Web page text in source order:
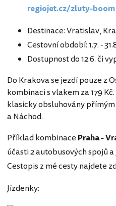
regiojet.cz/zluty-boom
Destinace: Vratislav,
Cestovní období: 1.7. -
Dostupnost do 12.6. či
Do Krakova se jezdí pouze z
kombinaci s vlakem za 179
klasicky obsluhovány
a Náchod.
Příklad kombinace Praha -
účasti 2 autobusových spojů
Cestopis z mé cesty najdete
Jízdenky: